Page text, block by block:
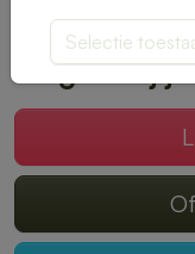
genieten van een
Mogen wij
Selectie